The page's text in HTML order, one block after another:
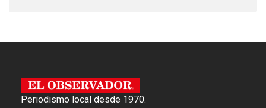
Periodismo local desde 1970.